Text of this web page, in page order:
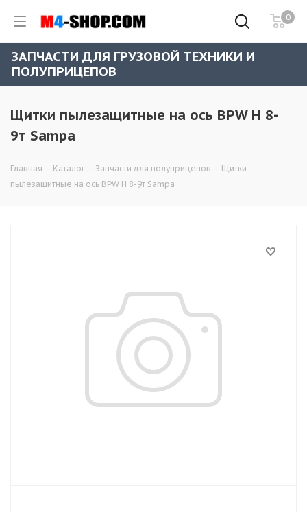
0
ЗАПЧАСТИ ДЛЯ ГРУЗОВОЙ ТЕХНИКИ И
ПОЛУПРИЦЕПОВ
Щитки пылезащитные на ось BPW H 8-
9т Sampa
Главная - Каталог - Запчасти для полуприцепов - Щитки
пылезащитные на ось BPW H 8-9т Sampa